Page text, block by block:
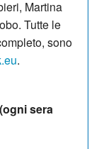
Martina
Tutte le
sono
.
sera